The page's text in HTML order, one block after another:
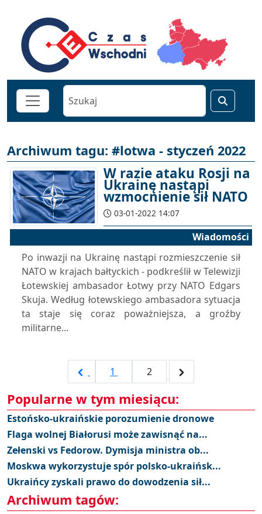
Archiwum tagu: #lotwa - styczeń 2022
W razie ataku Rosji na
Ukrainę nastąpi
wzmocnienie sił NATO
03-01-2022 14:07
Wiadomości
Po inwazji na Ukrainę nastąpi rozmieszczenie sił
NATO w krajach bałtyckich - podkreślił w Telewizji
Łotewskiej ambasador Łotwy przy NATO Edgars
Skuja. Według łotewskiego ambasadora sytuacja
ta staje się coraz poważniejsza, a groźby
militarne...
1 2
Popularne w tym miesiącu:
Estońsko-ukraińskie porozumienie dronowe
Flaga wolnej Białorusi może zawisnąć na...
Zełenski vs Fedorow. Dymisja ministra ob...
Moskwa wykorzystuje spór polsko-ukraińsk...
Ukraińcy zyskali prawo do dowodzenia sił...
Archiwum tagów: